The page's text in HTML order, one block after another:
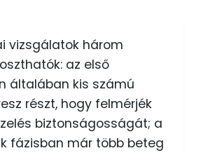
vizsgálatok három
az első
általában kis számú
részt, hogy felmérjék
biztonságosságát; a
fázisban már több beteg